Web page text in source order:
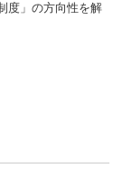
度」の方向性を解